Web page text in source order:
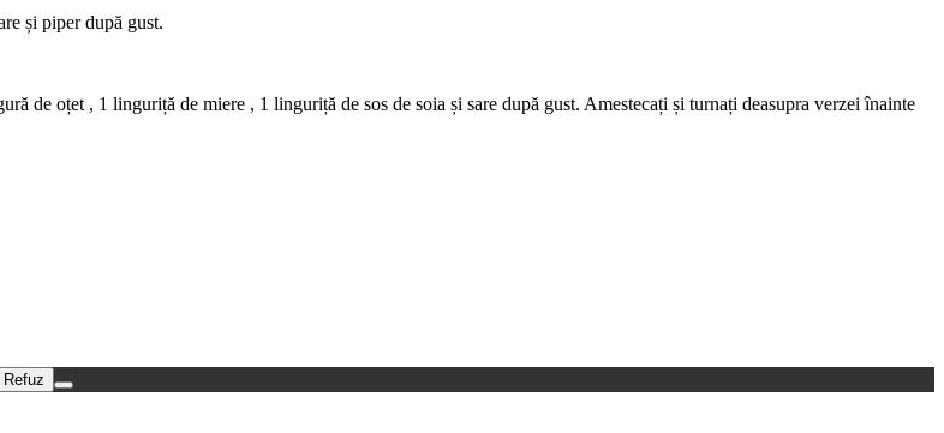
și piper după gust.
de oțet , 1 linguriță de miere , 1 linguriță de sos de soia și sare după gust. Amestecați și turnați deasupra verzei înainte
Refuz